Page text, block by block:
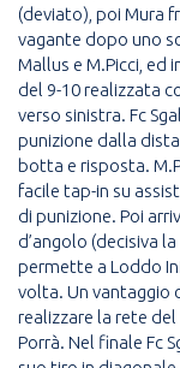
(deviato), poi Mura
vagante dopo uno
Mallus e M.Picci, ed
del 9-10 realizzata
verso sinistra. Fc
punizione dalla
botta e risposta.
facile tap-in su
di punizione. Poi
d’angolo (decisiva
permette a Loddo
volta. Un vantaggio
realizzare la rete
Porrà. Nel finale Fc